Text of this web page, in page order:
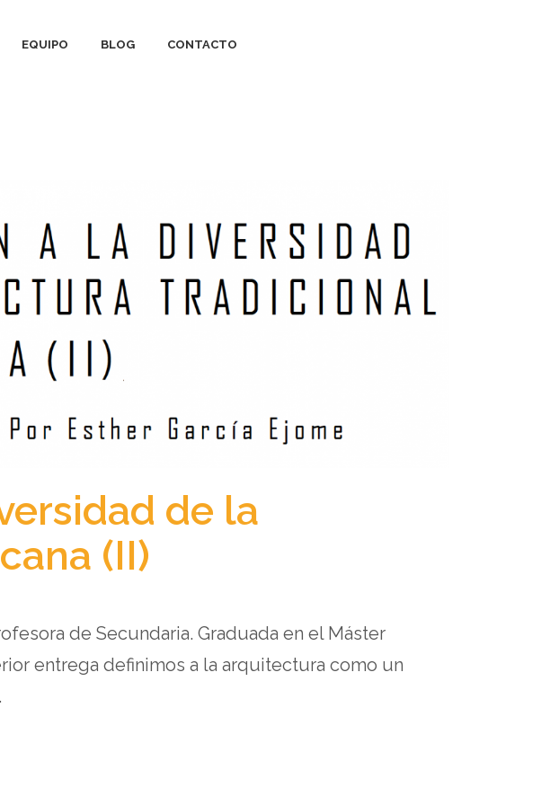
EQUIPO BLOG CONTACTO
de la
(II)
de Secundaria. Graduada en el Máster
entrega definimos a la arquitectura como un